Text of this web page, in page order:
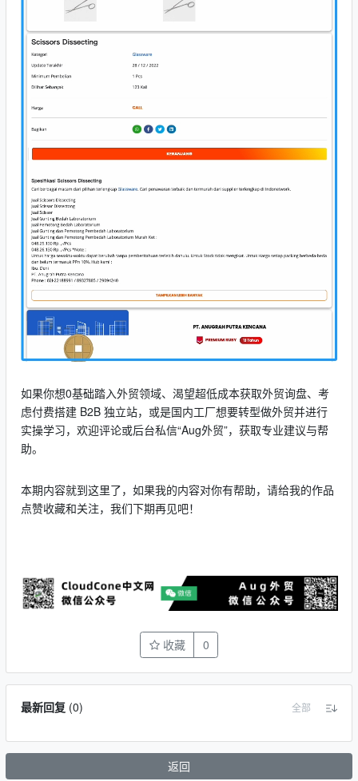
如果你想0基础踏入外贸领域、渴望超低成本获取外贸询盘、考
虑付费搭建 B2B 独立站，或是国内工厂想要转型做外贸并进行
实操学习，欢迎评论或后台私信“Aug外贸”，获取专业建议与帮
助。
本期内容就到这里了，如果我的内容对你有帮助，请给我的作品
点赞收藏和关注，我们下期再见吧！
收藏 0
最新回复(0) 全部
返回